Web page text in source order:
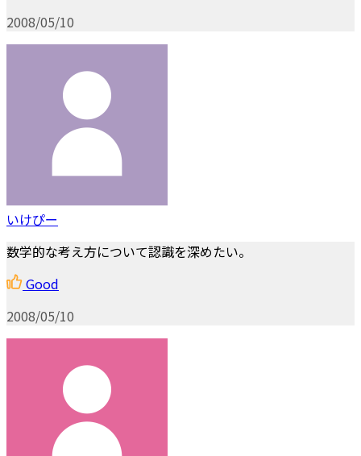
2008/05/10
いけぴー
数学的な考え方について認識を深めたい。
Good
2008/05/10